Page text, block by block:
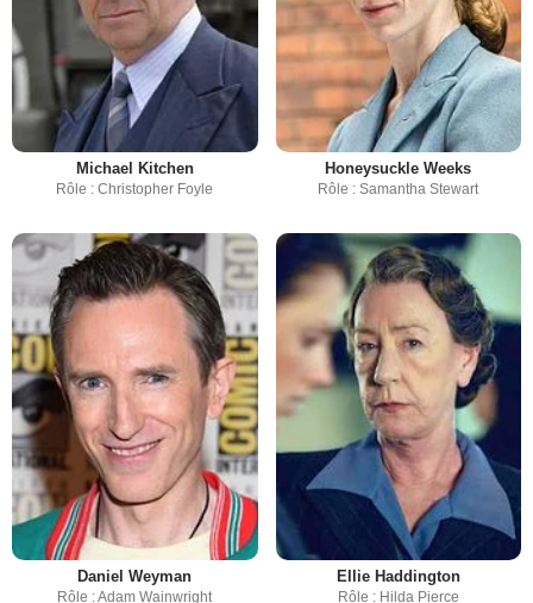
Michael Kitchen
Rôle : Christopher Foyle
Honeysuckle Weeks
Rôle : Samantha Stewart
Daniel Weyman
Rôle : Adam Wainwright
Ellie Haddington
Rôle : Hilda Pierce